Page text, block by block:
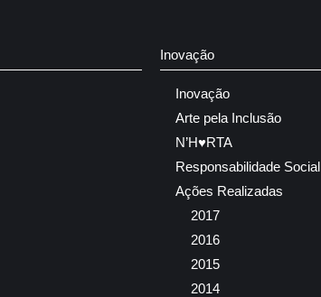
Inovação
Inovação
Arte pela Inclusão
N’H♥RTA
Responsabilidade Social
Ações Realizadas
2017
2016
2015
2014